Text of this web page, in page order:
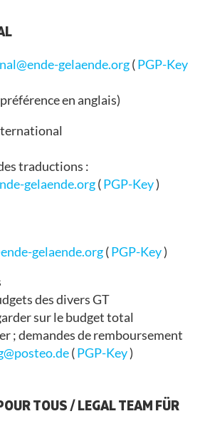
gelaende.org(PGP-Key
en anglais)
traductions :
gelaende.org(PGP-Key)
gelaende.org(PGP-Key)
des divers GT
sur le budget total
; demandes de remboursement
(PGP-Key)
TOUS / LEGAL TEAM FÜR